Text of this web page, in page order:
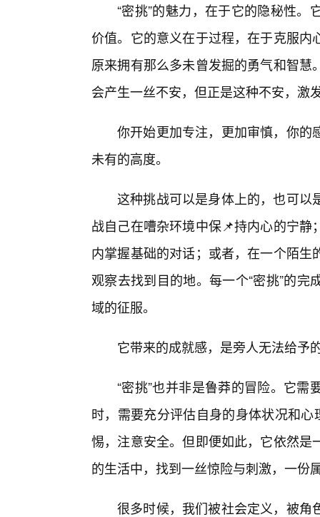
“密挑”的魅力，在于它的隐秘性
价值。它的意义在于过程，在于克服
原来拥有那么多未曾发掘的勇气和智
会产生一丝不安，但正是这种不安，激
你开始更加专注，更加审慎，你的
未有的高度。
这种挑战可以是身体上的，也可以
战自己在嘈杂环境中保📌持内心的宁
内掌握基础的对话；或者，在一个陌
观察去找到目的地。每一个“密挑”的
域的征服。
它带来的成就感，是旁人无法给予
“密挑”也并非是鲁莽的冒险。它
时，需要充分评估自身的身体状况和
惕，注意安全。但即便如此，它依然
的生活中，找到一丝惊险与刺激，一份
很多时候，我们被社会定义，被角